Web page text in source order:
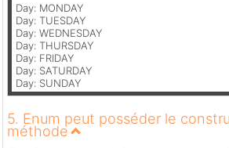
Day: MONDAY
Day: TUESDAY
Day: WEDNESDAY
Day: THURSDAY
Day: FRIDAY
Day: SATURDAY
Day: SUNDAY
5. Enum peut posséder le
méthode